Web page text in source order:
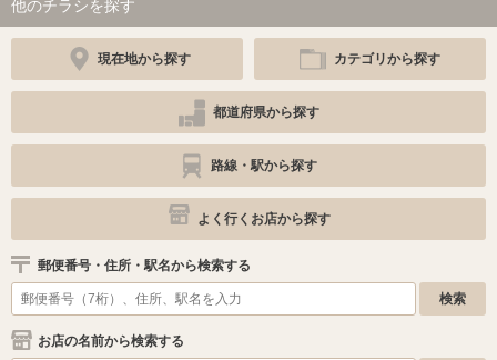
他のチラシを探す
現在地から探す カテゴリから探す
都道府県から探す
路線・駅から探す
よく行くお店から探す
郵便番号・住所・駅名から検索する
お店の名前から検索する